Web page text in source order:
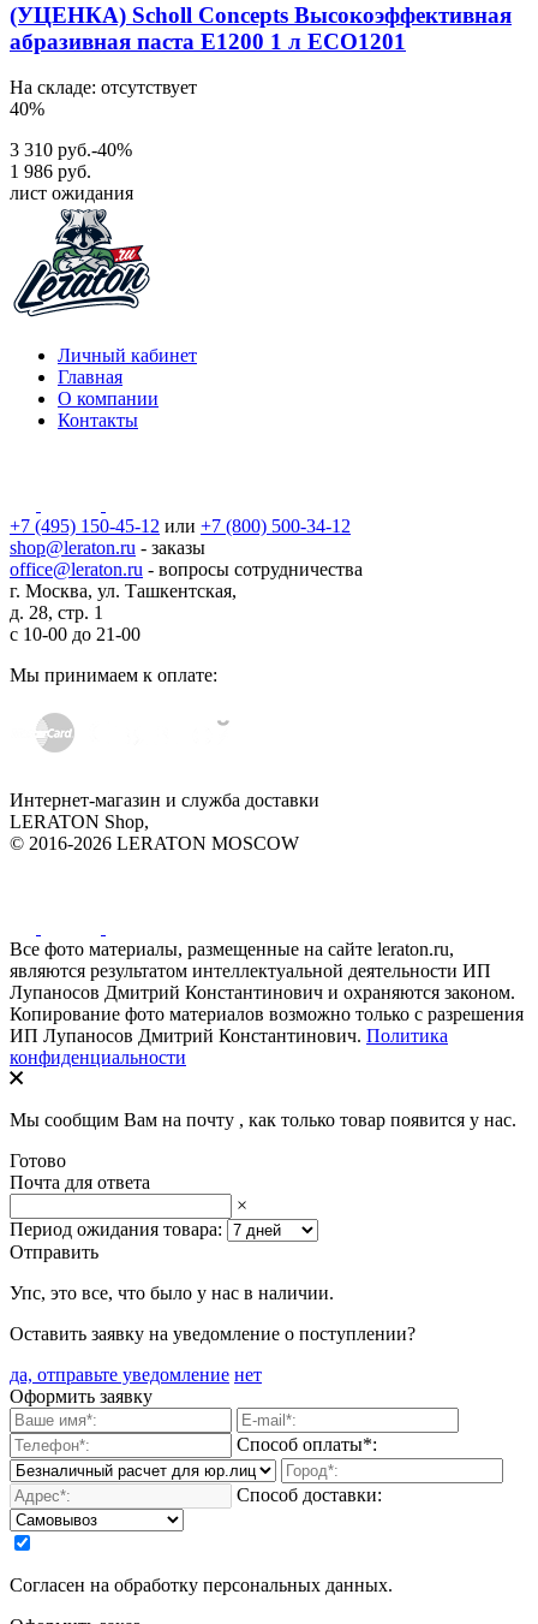
(УЦЕНКА) Scholl Concepts Высокоэффективная
абразивная паста E1200 1 л ECO1201
На складе: отсутствует
40%
3 310 руб.-40%
1 986 руб.
лист ожидания
Личный кабинет
Главная
О компании
Контакты
+7 (495) 150-45-12 или +7 (800) 500-34-12
shop@leraton.ru - заказы
office@leraton.ru - вопросы сотрудничества
г. Москва, ул. Ташкентская,
д. 28, стр. 1
с 10-00 до 21-00
Мы принимаем к оплате:
Интернет-магазин и служба доставки
LERATON Shop,
© 2016-2026 LERATON MOSCOW
Все фото материалы, размещенные на сайте leraton.ru,
являются результатом интеллектуальной деятельности ИП
Лупаносов Дмитрий Константинович и охраняются законом.
Копирование фото материалов возможно только с разрешения
ИП Лупаносов Дмитрий Константинович. Политика
конфиденциальности
Мы сообщим Вам на почту , как только товар появится у нас.
Готово
Почта для ответа
×
Период ожидания товара:
Отправить
Упс, это все, что было у нас в наличии.
Оставить заявку на уведомление о поступлении?
да, отправьте уведомление нет
Оформить заявку
Способ оплаты*:
Способ доставки:
Согласен на обработку персональных данных.